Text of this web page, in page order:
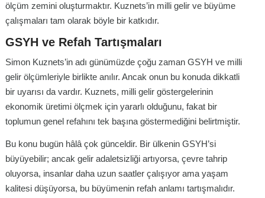
ölçüm zemini oluşturmaktır. Kuznets’in milli gelir ve büyüme
çalışmaları tam olarak böyle bir katkıdır.
GSYH ve Refah Tartışmaları
Simon Kuznets’in adı günümüzde çoğu zaman GSYH ve milli
gelir ölçümleriyle birlikte anılır. Ancak onun bu konuda dikkatli
bir uyarısı da vardır. Kuznets, milli gelir göstergelerinin
ekonomik üretimi ölçmek için yararlı olduğunu, fakat bir
toplumun genel refahını tek başına göstermediğini belirtmiştir.
Bu konu bugün hâlâ çok günceldir. Bir ülkenin GSYH’si
büyüyebilir; ancak gelir adaletsizliği artıyorsa, çevre tahrip
oluyorsa, insanlar daha uzun saatler çalışıyor ama yaşam
kalitesi düşüyorsa, bu büyümenin refah anlamı tartışmalıdır.